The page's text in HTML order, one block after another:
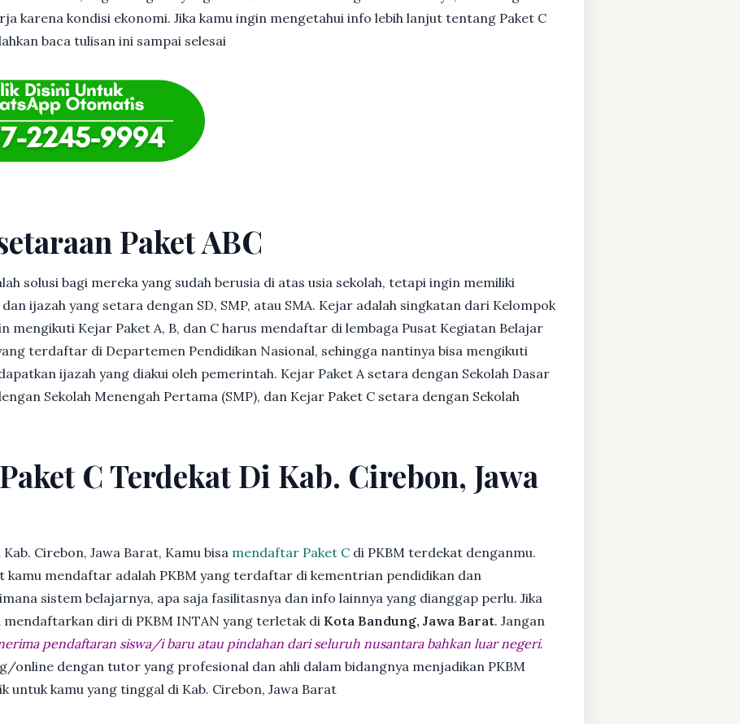
karena kondisi ekonomi. Jika kamu ingin mengetahui info lebih lanjut tentang Paket C
baca tulisan ini sampai selesai
Paket ABC
solusi bagi mereka yang sudah berusia di atas usia sekolah, tetapi ingin memiliki
ijazah yang setara dengan SD, SMP, atau SMA. Kejar adalah singkatan dari Kelompok
mengikuti Kejar Paket A, B, dan C harus mendaftar di lembaga Pusat Kegiatan Belajar
terdaftar di Departemen Pendidikan Nasional, sehingga nantinya bisa mengikuti
ijazah yang diakui oleh pemerintah. Kejar Paket A setara dengan Sekolah Dasar
Sekolah Menengah Pertama (SMP), dan Kejar Paket C setara dengan Sekolah
C Terdekat Di Kab. Cirebon, Jawa
Cirebon, Jawa Barat, Kamu bisa mendaftar Paket C di PKBM terdekat denganmu.
kamu mendaftar adalah PKBM yang terdaftar di kementrian pendidikan dan
sistem belajarnya, apa saja fasilitasnya dan info lainnya yang dianggap perlu. Jika
mendaftarkan diri di PKBM INTAN yang terletak di Kota Bandung, Jawa Barat. Jangan
pendaftaran siswa/i baru atau pindahan dari seluruh nusantara bahkan luar negeri.
online dengan tutor yang profesional dan ahli dalam bidangnya menjadikan PKBM
untuk kamu yang tinggal di Kab. Cirebon, Jawa Barat